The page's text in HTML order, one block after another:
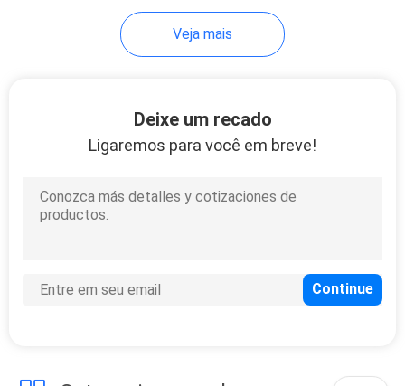
Veja mais
Deixe um recado
Ligaremos para você em breve!